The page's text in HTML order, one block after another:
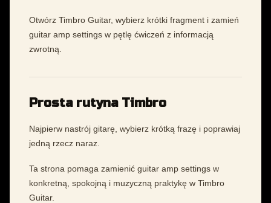
Otwórz Timbro Guitar, wybierz krótki fragment i zamień
guitar amp settings w pętlę ćwiczeń z informacją
zwrotną.
Prosta rutyna Timbro
Najpierw nastrój gitarę, wybierz krótką frazę i poprawiaj
jedną rzecz naraz.
Ta strona pomaga zamienić guitar amp settings w
konkretną, spokojną i muzyczną praktykę w Timbro
Guitar.